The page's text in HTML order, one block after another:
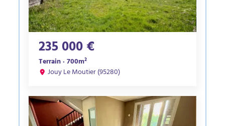
235 000 €
Terrain · 700m²
Jouy Le Moutier (95280)